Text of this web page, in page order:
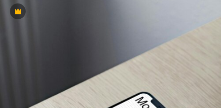
Premium